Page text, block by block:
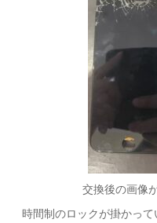
交換後の画像
時間制のロックが掛かっ